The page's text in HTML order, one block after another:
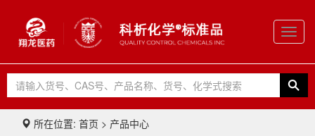
所在位置: 首页 > 产品中心